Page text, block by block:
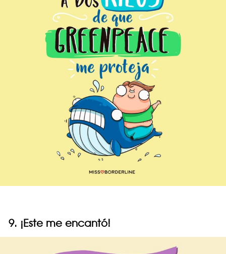
9. ¡Este me encantó!